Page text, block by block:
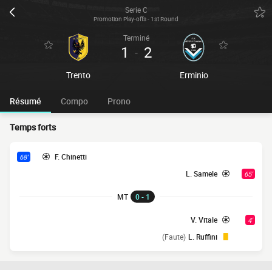
Serie C
Promotion Play-offs - 1st Round
Trento
Terminé
1 - 2
Erminio
Résumé Compo Prono
Temps forts
68' F. Chinetti
65'
L. Samele
MT 0 - 1
4'
V. Vitale
L. Ruffini
(Faute)